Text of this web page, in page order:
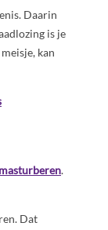
Daarin
is je
kan
masturberen.
Dat